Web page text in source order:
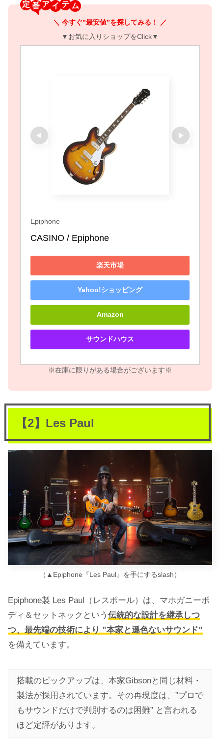
定 ア テ
＼ 今すぐ”最安値”を探してみる！ ／
▼お気に入りショップをClick▼
Epiphone
CASINO / Epiphone
楽天市場
Yahoo!ショッピング
Amazon
サウンドハウス
※在庫に限りがある場合がございます※
【2】Les Paul
（▲Epiphone『Les Paul』を手にするslash）
Epiphone製 Les Paul（レスポール）は、マホガニーボ
ディ＆セットネックという 伝統的な設計を継承しつ
つ、最先端の技術により ”本家と遜色ないサウンド”
を備えています。
搭載のピックアップは、本家Gibsonと同じ材料・
製法が採用されています。その再現度は、”プロで
もサウンドだけで判別するのは困難” と言われる
ほど定評があります。